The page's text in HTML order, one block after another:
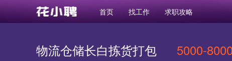
首页 找工作 求职攻略
物流仓储长白拣货打包 5000-